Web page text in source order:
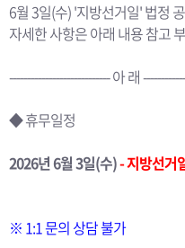
6월 3일(수) '지방선거일' 법정
자세한 사항은 아래 내용 참고
---------------------------- 아 래
◆ 휴무일정
2026년 6월 3일(수)- 지방선거
※ 1:1 문의 상담 불가